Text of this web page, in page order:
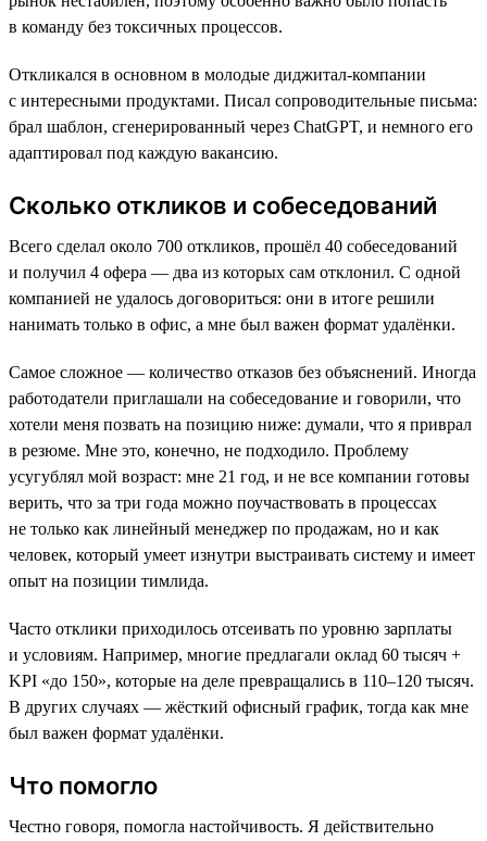
в команду без токсичных процессов.
Откликался в основном в молодые диджитал-компании
с интересными продуктами. Писал сопроводительные письма:
брал шаблон, сгенерированный через ChatGPT, и немного его
адаптировал под каждую вакансию.
Сколько откликов и собеседований
Всего сделал около 700 откликов, прошёл 40 собеседований
и получил 4 офера — два из которых сам отклонил. С одной
компанией не удалось договориться: они в итоге решили
нанимать только в офис, а мне был важен формат удалёнки.
Самое сложное — количество отказов без объяснений. Иногда
работодатели приглашали на собеседование и говорили, что
хотели меня позвать на позицию ниже: думали, что я приврал
в резюме. Мне это, конечно, не подходило. Проблему
усугублял мой возраст: мне 21 год, и не все компании готовы
верить, что за три года можно поучаствовать в процессах
не только как линейный менеджер по продажам, но и как
человек, который умеет изнутри выстраивать систему и имеет
опыт на позиции тимлида.
Часто отклики приходилось отсеивать по уровню зарплаты
и условиям. Например, многие предлагали оклад 60 тысяч +
KPI «до 150», которые на деле превращались в 110–120 тысяч.
В других случаях — жёсткий офисный график, тогда как мне
был важен формат удалёнки.
Что помогло
Честно говоря, помогла настойчивость. Я действительно